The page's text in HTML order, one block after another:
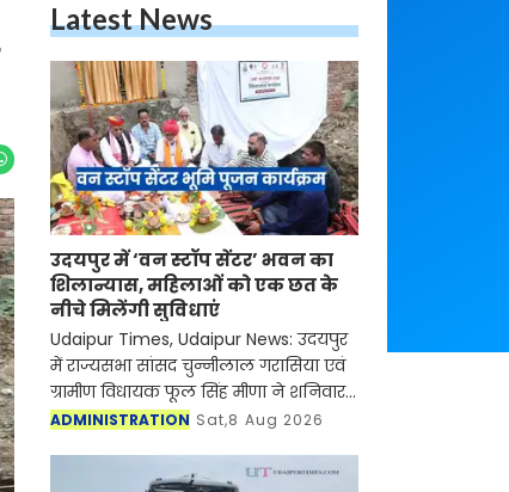
Latest News
उदयपुर में ‘वन स्टॉप सेंटर’ भवन का
शिलान्यास, महिलाओं को एक छत के
नीचे मिलेंगी सुविधाएं
Udaipur Times, Udaipur News: उदयपुर
में राज्यसभा सांसद चुन्नीलाल गरासिया एवं
ग्रामीण विधायक फूल सिंह मीणा ने शनिवार
को जिले में वन स्टॉप सेंटर (सखी केंद्र) के
ADMINISTRATION Sat,8 Aug 2026